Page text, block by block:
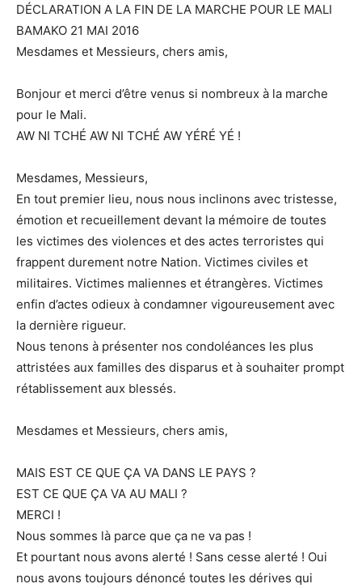
DÉCLARATION A LA FIN DE LA MARCHE POUR LE MALI
BAMAKO 21 MAI 2016
Mesdames et Messieurs, chers amis,
Bonjour et merci d’être venus si nombreux à la marche
pour le Mali.
AW NI TCHÉ AW NI TCHÉ AW YÉRÉ YÉ !
Mesdames, Messieurs,
En tout premier lieu, nous nous inclinons avec tristesse,
émotion et recueillement devant la mémoire de toutes
les victimes des violences et des actes terroristes qui
frappent durement notre Nation. Victimes civiles et
militaires. Victimes maliennes et étrangères. Victimes
enfin d’actes odieux à condamner vigoureusement avec
la dernière rigueur.
Nous tenons à présenter nos condoléances les plus
attristées aux familles des disparus et à souhaiter prompt
rétablissement aux blessés.
Mesdames et Messieurs, chers amis,
MAIS EST CE QUE ÇA VA DANS LE PAYS ?
EST CE QUE ÇA VA AU MALI ?
MERCI !
Nous sommes là parce que ça ne va pas !
Et pourtant nous avons alerté ! Sans cesse alerté ! Oui
nous avons toujours dénoncé toutes les dérives qui